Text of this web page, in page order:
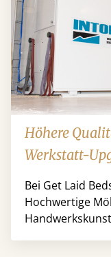
Höhere
Werkstatt-
Bei Get Laid
Hochwertige